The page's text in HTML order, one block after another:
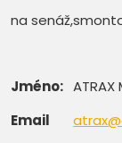
na
Jméno: ATRAX
Email